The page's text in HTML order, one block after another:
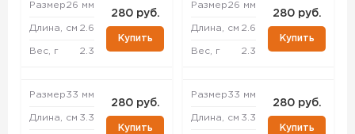
Размер26 мм
Длина, см 2.6
Вес, г 2.3
280 руб.
Купить
Размер33 мм
Длина, см 3.3
280 руб.
Купить
Размер26 мм
Длина, см 2.6
Вес, г 2.3
280 руб.
Купить
Размер33 мм
Длина, см 3.3
280 руб.
Купить